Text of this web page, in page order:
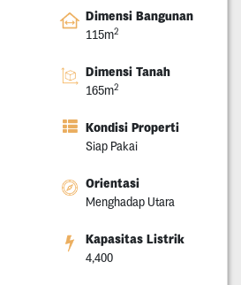
Dimensi Bangunan
115m2
Dimensi Tanah
165m2
Kondisi Properti
Siap Pakai
Orientasi
Menghadap Utara
Kapasitas Listrik
4,400